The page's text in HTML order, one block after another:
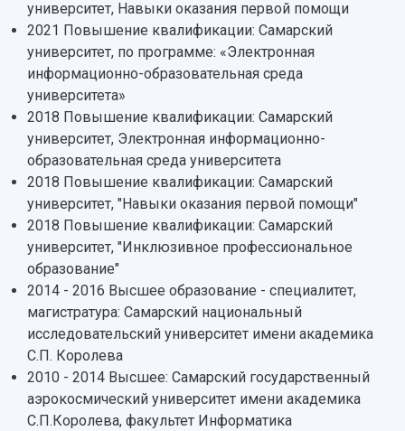
Кафедры
Научные подразделения
Отделы и службы
Общественные организации
Институт искусственного интеллекта
Инжиниринговый центр
Аграрный карбоновый полигон
Архив
Фирменный стиль
Устойчивое развитие
Кампус
3D-тур по университету
Музеи
Учебный аэродром
Центр истории авиационных двигателей
Ботанический сад
Умный дом бабочек
Тестирование иностранных граждан на
знание русского языка, истории России и
основ законодательства РФ
Платные образовательные услуги
Скидки на обучение
Подготовительные курсы
Библиотека
Видеолекции
Противодействие COVID-19
Материальная база
Подразделения научного обслуживания
Организационные документы
Результаты научно-исследовательской
деятельности
Научно-технические разработки
Конкурсы научных проектов и грантов
Областной конкурс "Молодой учёный"
Отчеты о научно-исследовательской
деятельности
Журналы Самарского университета
Научные конференции
Патенты
Публикации и издания
Отчеты о проведенных конференциях
университет, Навыки оказания первой помощи
2021 Повышение квалификации: Самарский
университет, по программе: «Электронная
информационно-образовательная среда
университета»
2018 Повышение квалификации: Самарский
университет, Электронная информационно-
образовательная среда университета
2018 Повышение квалификации: Самарский
университет, "Навыки оказания первой помощи"
2018 Повышение квалификации: Самарский
университет, "Инклюзивное профессиональное
образование"
2014 - 2016 Высшее образование - специалитет,
магистратура: Самарский национальный
исследовательский университет имени академика
С.П. Королева
2010 - 2014 Высшее: Самарский государственный
аэрокосмический университет имени академика
С.П.Королева, факультет Информатика